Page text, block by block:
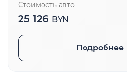
Стоимость авто
25 126 BYN
Подробнее